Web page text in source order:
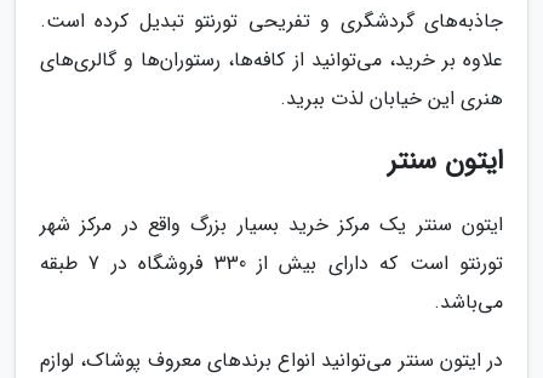
جاذبه‌های گردشگری و تفریحی تورنتو تبدیل کرده است.
علاوه بر خرید، می‌توانید از کافه‌ها، رستوران‌ها و گالری‌های
هنری این خیابان لذت ببرید.
ایتون سنتر
ایتون سنتر یک مرکز خرید بسیار بزرگ واقع در مرکز شهر
تورنتو است که دارای بیش از 330 فروشگاه در 7 طبقه
می‌باشد.
در ایتون سنتر می‌توانید انواع برندهای معروف پوشاک، لوازم